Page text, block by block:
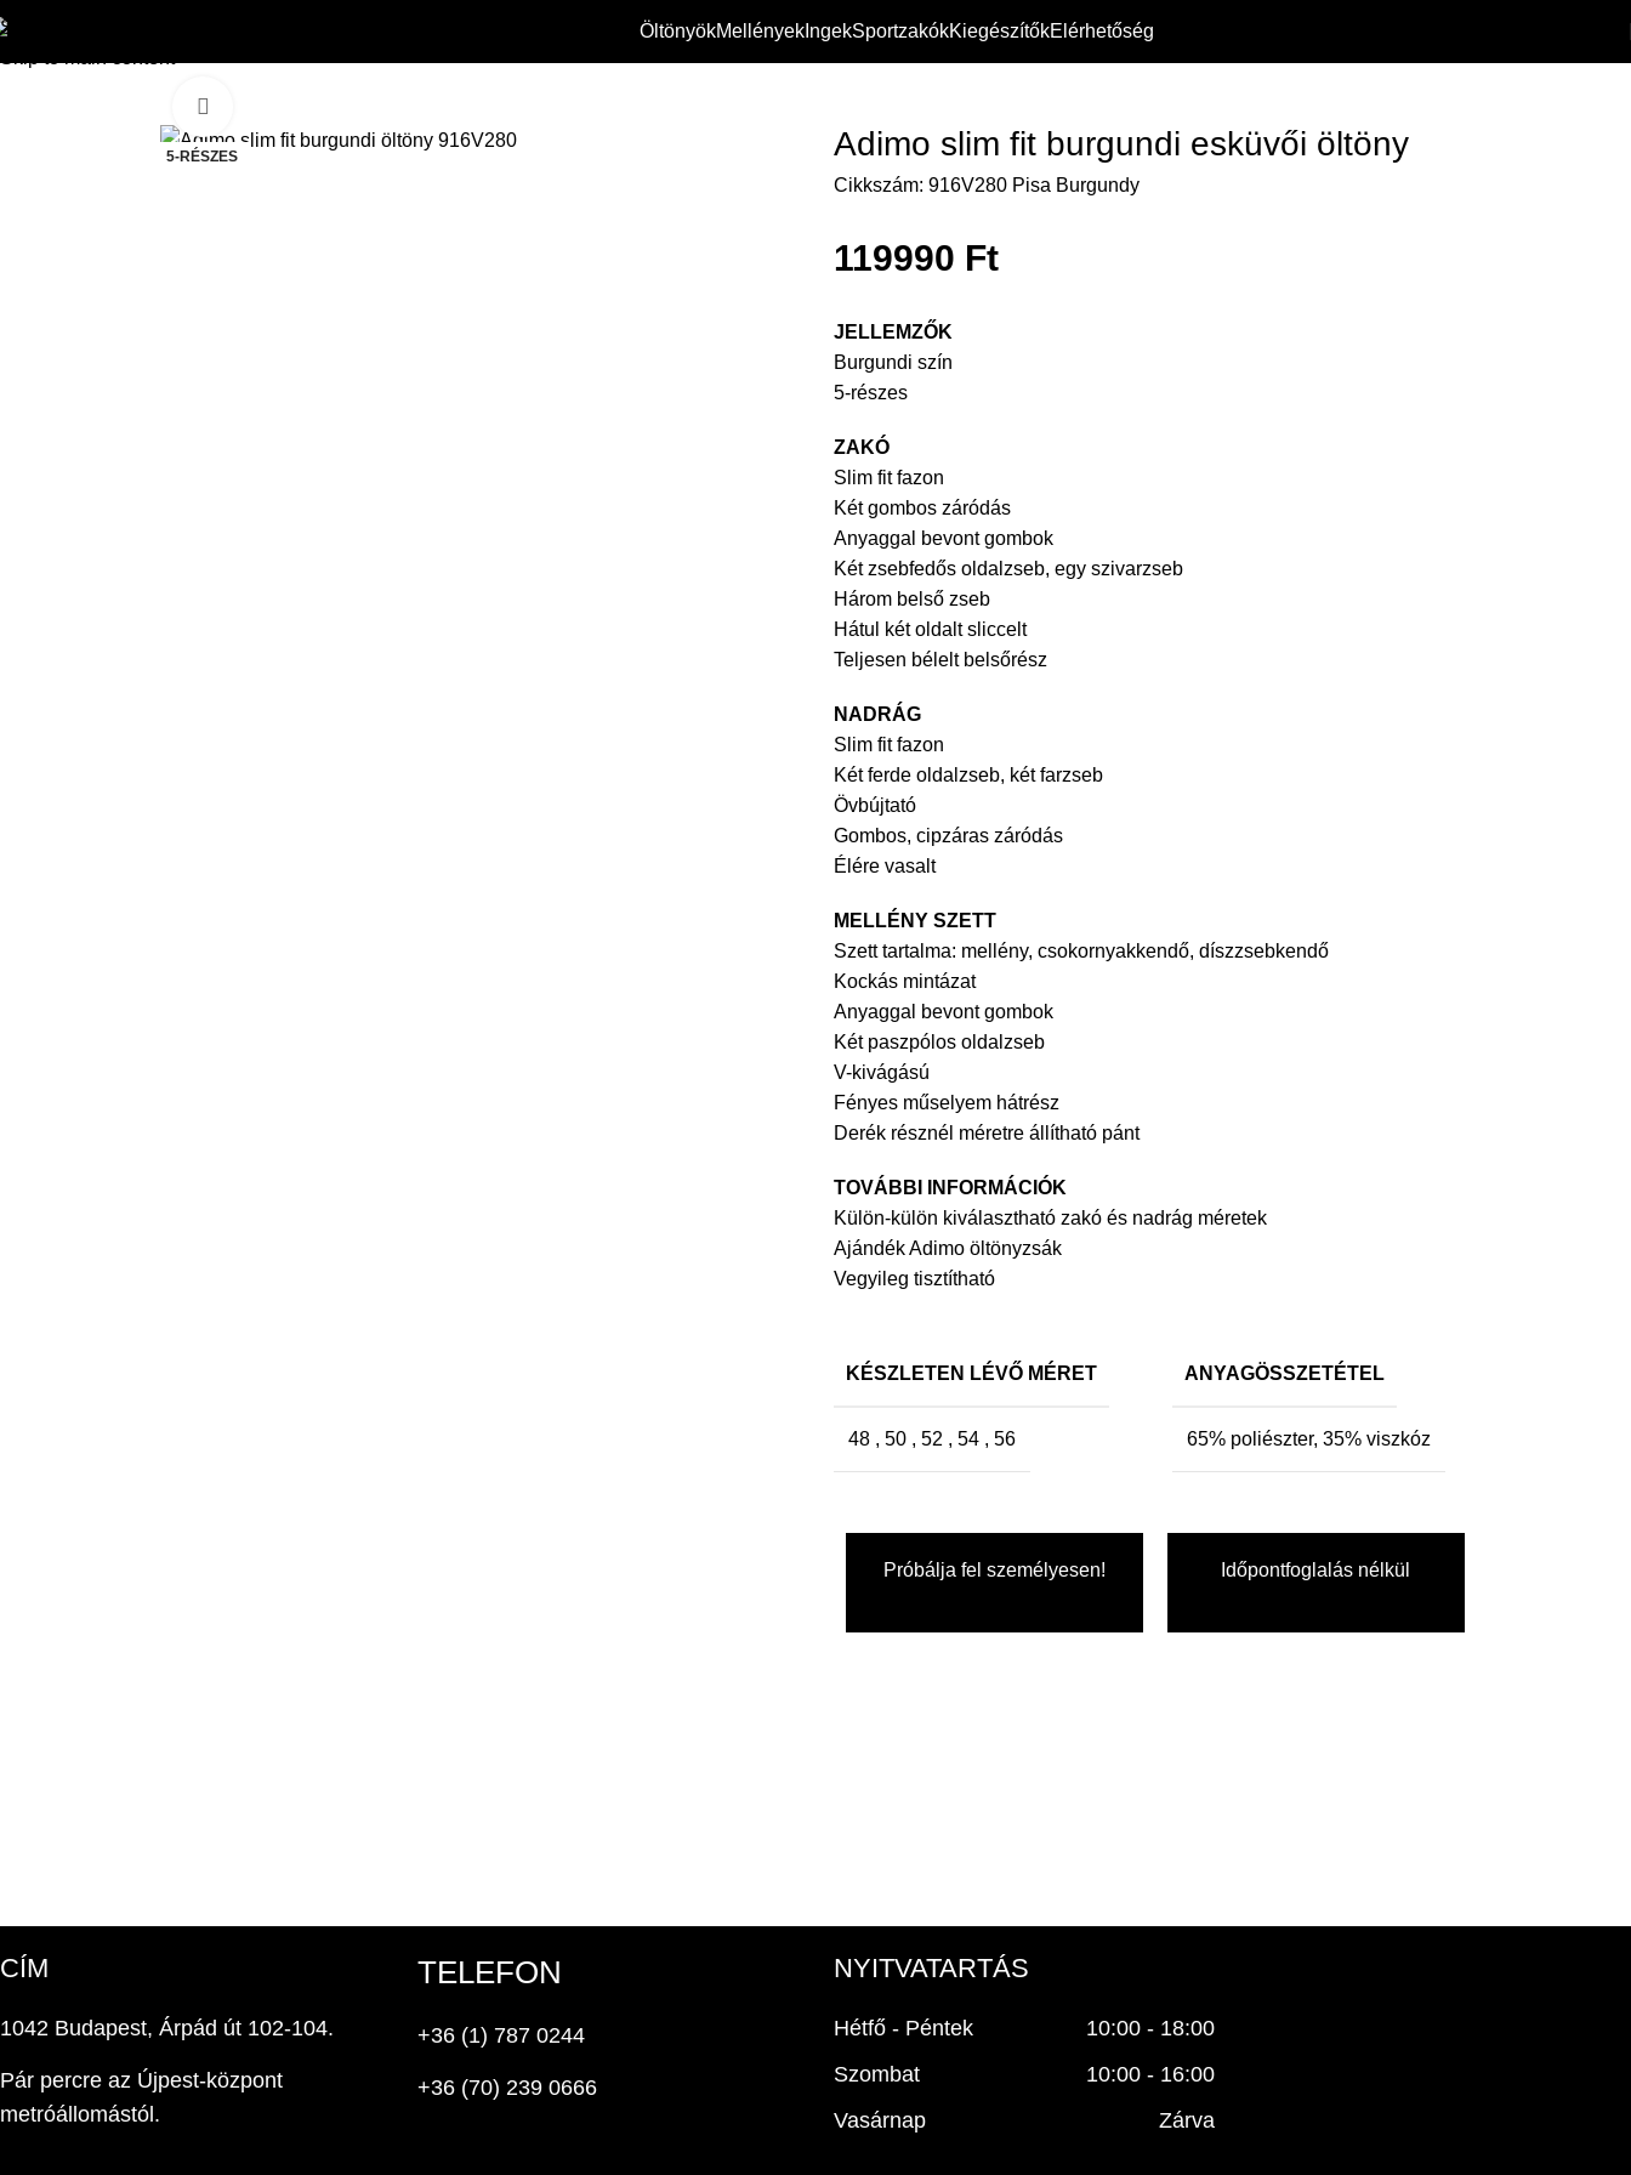
Skip to navigation
ÖltönyökMellények IngekSportzakókKiegészítőkElérhetőség
Adimo slim fit burgundi esküvői öltöny
5-RÉSZES Adimo slim fit burgundi esküvői öltöny
Cikkszám: 916V280 Pisa Burgundy
119990 Ft
JELLEMZŐK
Burgundi szín
5-részes
ZAKÓ
Slim fit fazon
Két gombos záródás
Anyaggal bevont gombok
Két zsebfedős oldalzseb, egy szivarzseb
Három belső zseb
Hátul két oldalt sliccelt
Teljesen bélelt belsőrész
NADRÁG
Slim fit fazon
Két ferde oldalzseb, két farzseb
Övbújtató
Gombos, cipzáras záródás
Élére vasalt
MELLÉNY SZETT
Szett tartalma: mellény, csokornyakkendő, díszzsebkendő
Kockás mintázat
Anyaggal bevont gombok
Két paszpólos oldalzseb
V-kivágású
Fényes műselyem hátrész
Derék résznél méretre állítható pánt
TOVÁBBI INFORMÁCIÓK
Külön-külön kiválasztható zakó és nadrág méretek
Ajándék Adimo öltönyzsák
Vegyileg tisztítható
KÉSZLETEN LÉVŐ MÉRET
48 , 50 , 52 , 54 , 56
ANYAGÖSSZETÉTEL
65% poliészter, 35% viszkóz
Próbálja fel személyesen! Időpontfoglalás nélkül
CÍM
1042 Budapest, Árpád út 102-104.
Pár percre az Újpest-központ
metróállomástól.
TELEFON
+36 (1) 787 0244
+36 (70) 239 0666
NYITVATARTÁS
Hétfő - Péntek
10:00 - 18:00
Szombat
10:00 - 16:00
Vasárnap
Zárva